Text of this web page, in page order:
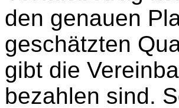
den genauen
geschätzten
gibt die
bezahlen sind.